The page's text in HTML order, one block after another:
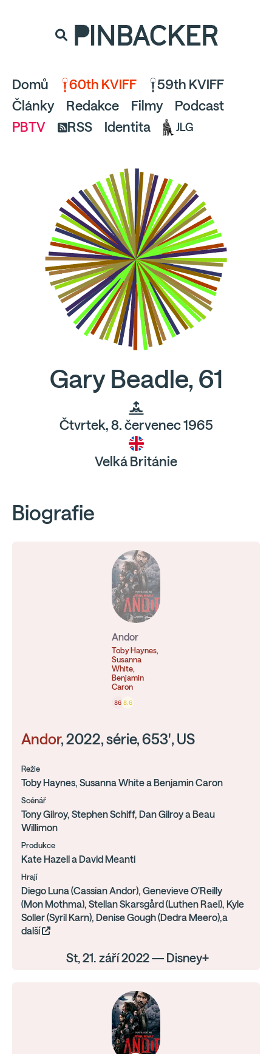
a pusťte se do čtení.
PINBACKER
Domů 60th KVIFF
59th KVIFF
Články
Redakce Filmy
Podcast
PBTV
RSS Identita JLG
Gary Beadle, 61
Čtvrtek, 8. červenec 1965
Velká Británie
Biografie
Andor
Toby Haynes,
Susanna
White,
Benjamin
Caron
86 8.6
Andor, 2022, série, 653', US
Režie
Toby Haynes, Susanna White a Benjamin Caron
Scénář
Tony Gilroy, Stephen Schiff, Dan Gilroy a Beau
Willimon
Produkce
Kate Hazell a David Meanti
Hrají
Diego Luna (Cassian Andor), Genevieve O'Reilly
(Mon Mothma), Stellan Skarsgård (Luthen Rael), Kyle
Soller (Syril Karn), Denise Gough (Dedra Meero),a
další
St, 21. září 2022 — Disney+